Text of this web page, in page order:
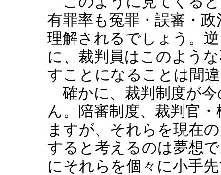
有罪率も冤罪・誤審・
理解されるでしょう。
に、裁判員はこのよう
すことになることは間
確かに、裁判制度が
ん。陪審制度、裁判官
ますが、それらを現在
すると考えるのは夢想
にそれらを個々に小手